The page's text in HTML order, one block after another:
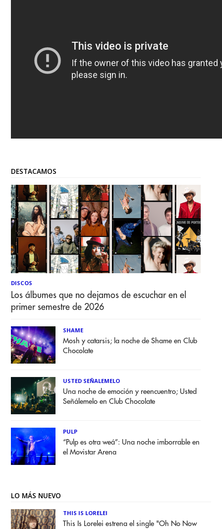
DESTACAMOS
DISCOS
Los álbumes que no dejamos de escuchar en el
primer semestre de 2026
SHAME
Mosh y catarsis; la noche de Shame en Club
Chocolate
USTED SEÑALEMELO
Una noche de emoción y reencuentro; Usted
Señálemelo en Club Chocolate
PULP
“Pulp es otra weá”: Una noche imborrable en
el Movistar Arena
LO MÁS NUEVO
THIS IS LORELEI
This Is Lorelei estrena el single "Oh No Now